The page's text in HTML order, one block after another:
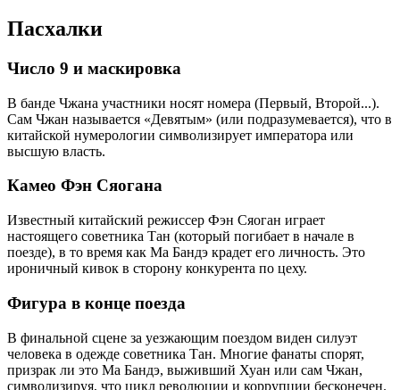
Пасхалки
Число 9 и маскировка
В банде Чжана участники носят номера (Первый, Второй...).
Сам Чжан называется «Девятым» (или подразумевается), что в
китайской нумерологии символизирует императора или
высшую власть.
Камео Фэн Сяогана
Известный китайский режиссер Фэн Сяоган играет
настоящего советника Тан (который погибает в начале в
поезде), в то время как Ма Бандэ крадет его личность. Это
ироничный кивок в сторону конкурента по цеху.
Фигура в конце поезда
В финальной сцене за уезжающим поездом виден силуэт
человека в одежде советника Тан. Многие фанаты спорят,
призрак ли это Ма Бандэ, выживший Хуан или сам Чжан,
символизируя, что цикл революции и коррупции бесконечен.